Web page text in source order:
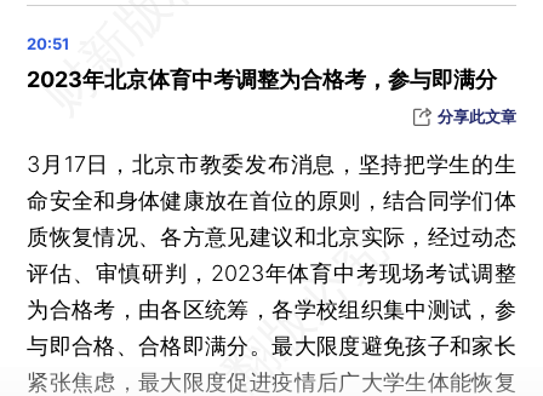
2023年北京体育中考调整为合格考，参与即满分
分享此文章
3月17日，北京市教委发布消息，坚持把学生的生
命安全和身体健康放在首位的原则，结合同学们体
质恢复情况、各方意见建议和北京实际，经过动态
评估、审慎研判，2023年体育中考现场考试调整
为合格考，由各区统筹，各学校组织集中测试，参
与即合格、合格即满分。最大限度避免孩子和家长
紧张焦虑，最大限度促进疫情后广大学生体能恢复